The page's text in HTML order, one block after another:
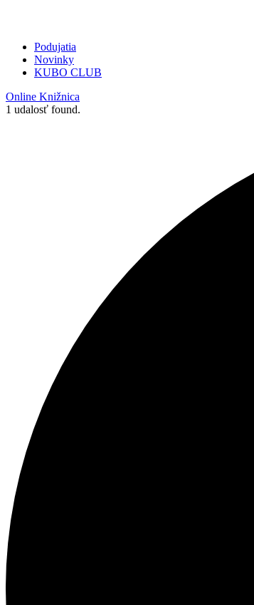
Podujatia
Novinky
KUBO CLUB
Online Knižnica
1 udalosť found.